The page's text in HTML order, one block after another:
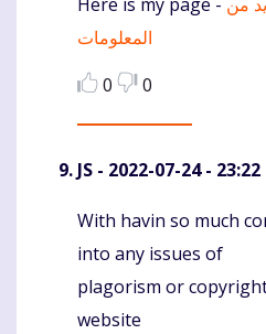
المعلومات
0
0
JS - 2022-07-24 - 23:22
Komentaras
With havin so much
into any issues of
plagorism or
website